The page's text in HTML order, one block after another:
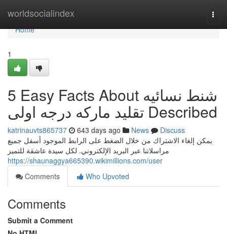
worldsocialindex
Home
Home
1
5 Easy Facts About شنط نسائيه
تقليد ماركه درجه اولى Described
katrinauvts865737 643 days ago News
Discuss
يمكن إلغاء الاشتراك من خلال الضغط على الرابط الموجود أسفل جميع
مراسلاتنا عبر البريد الإلكتروني. لكل سيدة عاشقة للتميز
https://shaunaggya665390.wikimillions.com/user
Comments
Who Upvoted
Comments
Submit a Comment